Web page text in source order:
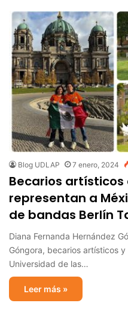
Blog UDLAP 7 enero, 2024
Becarios artísticos
representan a
de bandas Berlín
Diana Fernanda Hernández
Góngora, becarios artísticos
Universidad de las…
Leer más »